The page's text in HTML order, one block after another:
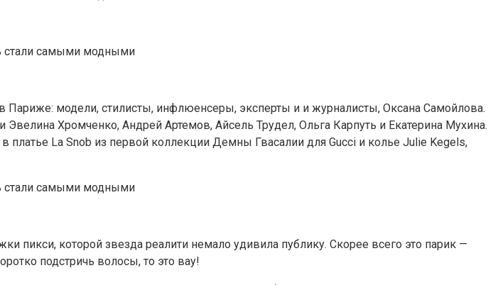
модели, стилисты, инфлюенсеры, эксперты и и журналисты, Оксана Самойлова.
Хромченко, Андрей Артемов, Айсель Трудел, Ольга Карпуть и Екатерина Мухина.
La Snob из первой коллекции Демны Гвасалии для Gucci и колье Julie Kegels,
которой звезда реалити немало удивила публику. Скорее всего это парик —
подстричь волосы, то это вау!